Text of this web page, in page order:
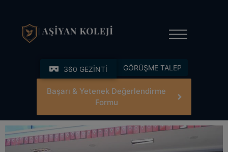
360 GEZİNTİ GÖRÜŞME TALEP
Başarı & Yetenek Değerlendirme
Formu